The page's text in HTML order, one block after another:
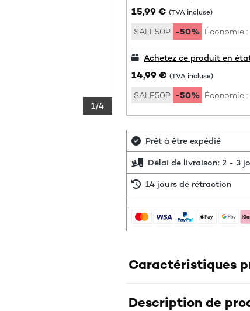
1/4
15,99 € (TVA incluse)
SALE50P -50% Économie :
Achetez ce produit en
14,99 € (TVA incluse)
SALE50P -50% Économie :
Prêt à être expédié
Délai de livraison: 2 - 3
14 jours de rétraction
Caractéristiques
Description de